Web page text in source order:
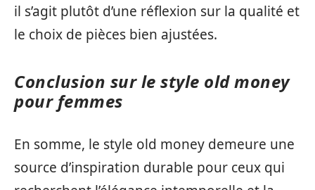
il s’agit plutôt d’une réflexion sur la qualité et
le choix de pièces bien ajustées.
Conclusion sur le style old money
pour femmes
En somme, le style old money demeure une
source d’inspiration durable pour ceux qui